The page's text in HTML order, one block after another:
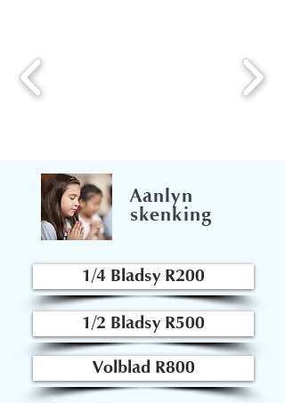
Aanlyn
skenking
1/4 Bladsy R200
1/2 Bladsy R500
Volblad R800